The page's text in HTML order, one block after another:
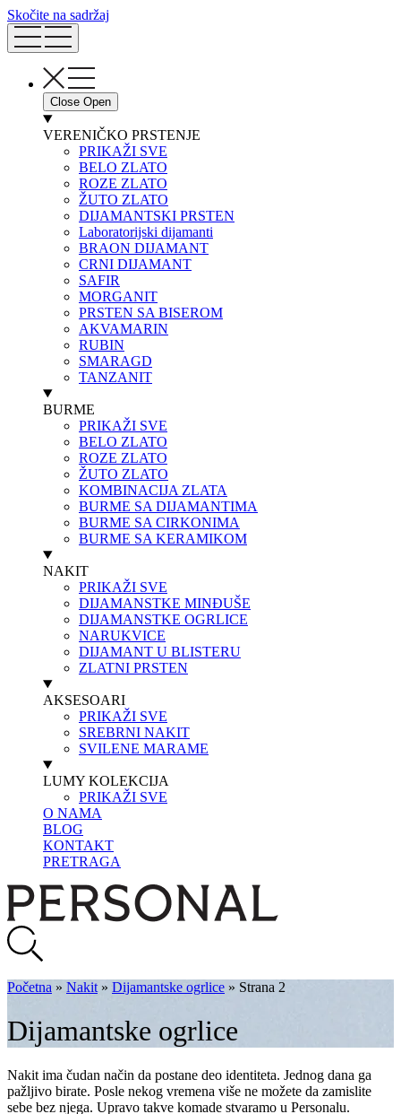
Skočite na sadržaj
Close Open
VERENIČKO PRSTENJE
PRIKAŽI SVE
BELO ZLATO
ROZE ZLATO
ŽUTO ZLATO
DIJAMANTSKI PRSTEN
Laboratorijski dijamanti
BRAON DIJAMANT
CRNI DIJAMANT
SAFIR
MORGANIT
PRSTEN SA BISEROM
AKVAMARIN
RUBIN
SMARAGD
TANZANIT
BURME
PRIKAŽI SVE
BELO ZLATO
ROZE ZLATO
ŽUTO ZLATO
KOMBINACIJA ZLATA
BURME SA DIJAMANTIMA
BURME SA CIRKONIMA
BURME SA KERAMIKOM
NAKIT
PRIKAŽI SVE
DIJAMANSTKE MINĐUŠE
DIJAMANSTKE OGRLICE
NARUKVICE
DIJAMANT U BLISTERU
ZLATNI PRSTEN
AKSESOARI
PRIKAŽI SVE
SREBRNI NAKIT
SVILENE MARAME
LUMY KOLEKCIJA
PRIKAŽI SVE
O NAMA
BLOG
KONTAKT
PRETRAGA
Početna » Nakit » Dijamantske ogrlice » Strana 2
Dijamantske ogrlice
Nakit ima čudan način da postane deo identiteta. Jednog dana ga
pažljivo birate. Posle nekog vremena više ne možete da zamislite
sebe bez njega. Upravo takve komade stvaramo u Personalu.